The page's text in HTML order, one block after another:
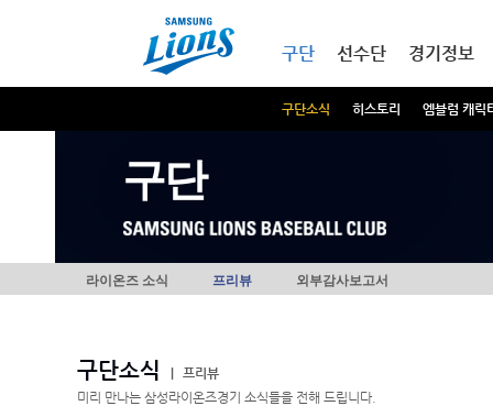
구단
구단소식 히스토리 엠블럼 캐릭
선수단 경기정보
구단
라이온즈 소식 프리뷰 외부감사보고서
구단소식
프리뷰
미리 만나는 삼성라이온즈경기 소식들을 전해 드립니다.